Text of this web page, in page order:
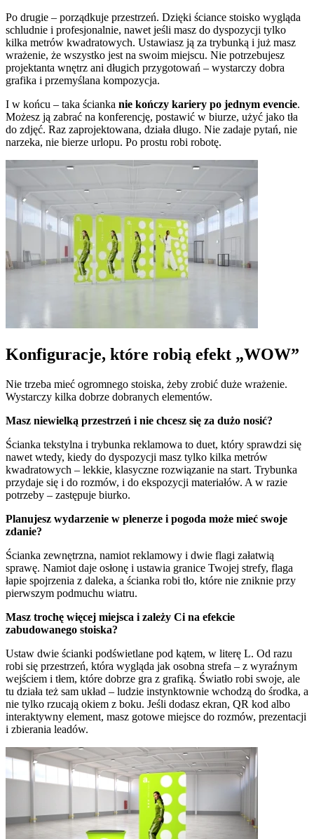
Po drugie – porządkuje przestrzeń. Dzięki ściance stoisko wygląda
schludnie i profesjonalnie, nawet jeśli masz do dyspozycji tylko
kilka metrów kwadratowych. Ustawiasz ją za trybunką i już masz
wrażenie, że wszystko jest na swoim miejscu. Nie potrzebujesz
projektanta wnętrz ani długich przygotowań – wystarczy dobra
grafika i przemyślana kompozycja.
I w końcu – taka ścianka nie kończy kariery po jednym evencie.
Możesz ją zabrać na konferencję, postawić w biurze, użyć jako tła
do zdjęć. Raz zaprojektowana, działa długo. Nie zadaje pytań, nie
narzeka, nie bierze urlopu. Po prostu robi robotę.
Konfiguracje, które robią efekt „WOW”
Nie trzeba mieć ogromnego stoiska, żeby zrobić duże wrażenie.
Wystarczy kilka dobrze dobranych elementów.
Masz niewielką przestrzeń i nie chcesz się za dużo nosić?
Ścianka tekstylna i trybunka reklamowa to duet, który sprawdzi się
nawet wtedy, kiedy do dyspozycji masz tylko kilka metrów
kwadratowych – lekkie, klasyczne rozwiązanie na start. Trybunka
przydaje się i do rozmów, i do ekspozycji materiałów. A w razie
potrzeby – zastępuje biurko.
Planujesz wydarzenie w plenerze i pogoda może mieć swoje
zdanie?
Ścianka zewnętrzna, namiot reklamowy i dwie flagi załatwią
sprawę. Namiot daje osłonę i ustawia granice Twojej strefy, flaga
łapie spojrzenia z daleka, a ścianka robi tło, które nie zniknie przy
pierwszym podmuchu wiatru.
Masz trochę więcej miejsca i zależy Ci na efekcie
zabudowanego stoiska?
Ustaw dwie ścianki podświetlane pod kątem, w literę L. Od razu
robi się przestrzeń, która wygląda jak osobna strefa – z wyraźnym
wejściem i tłem, które dobrze gra z grafiką. Światło robi swoje, ale
tu działa też sam układ – ludzie instynktownie wchodzą do środka, a
nie tylko rzucają okiem z boku. Jeśli dodasz ekran, QR kod albo
interaktywny element, masz gotowe miejsce do rozmów, prezentacji
i zbierania leadów.